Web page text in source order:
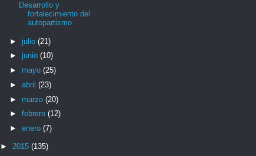
Desarrollo y
fortalecimiento del
autopartismo
► julio (21)
► junio (10)
► mayo (25)
► abril (23)
► marzo (20)
► febrero (12)
► enero (7)
► 2015 (135)